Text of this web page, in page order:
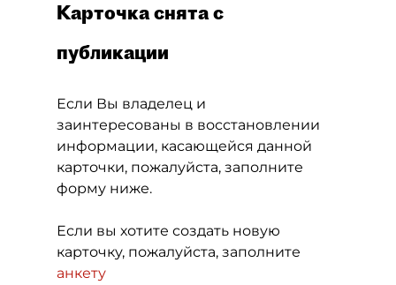
Карточка снята с
публикации
Если Вы владелец и
заинтересованы в восстановлении
информации, касающейся данной
карточки, пожалуйста, заполните
форму ниже.
Если вы хотите создать новую
карточку, пожалуйста, заполните
анкету